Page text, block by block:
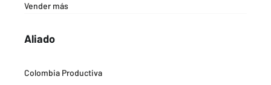
Vender más
Aliado
Colombia Productiva